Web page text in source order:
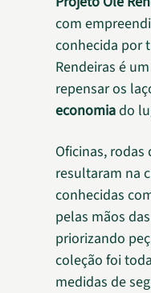
com
conhecida por
Rendeiras é
repensar os
economiado
Oficinas,
resultaram na
conhecidas
pelas mãos
priorizando
coleção foi
medidas de